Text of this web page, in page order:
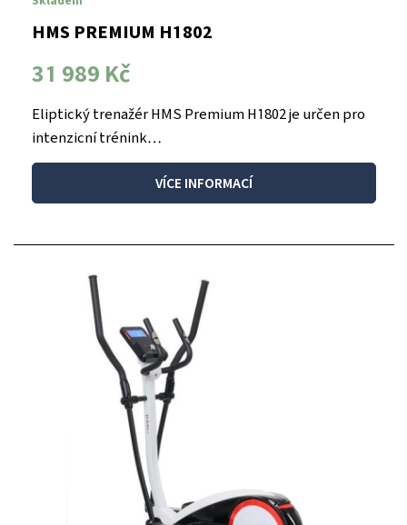
HMS PREMIUM H1802
31 989 Kč
Eliptický trenažér HMS Premium H1802 je určen pro
intenzicní trénink…
VÍCE INFORMACÍ